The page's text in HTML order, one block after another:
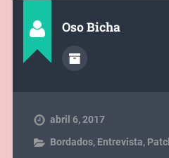
Oso Bicha
abril 6, 2017
Bordados, Entrevista,